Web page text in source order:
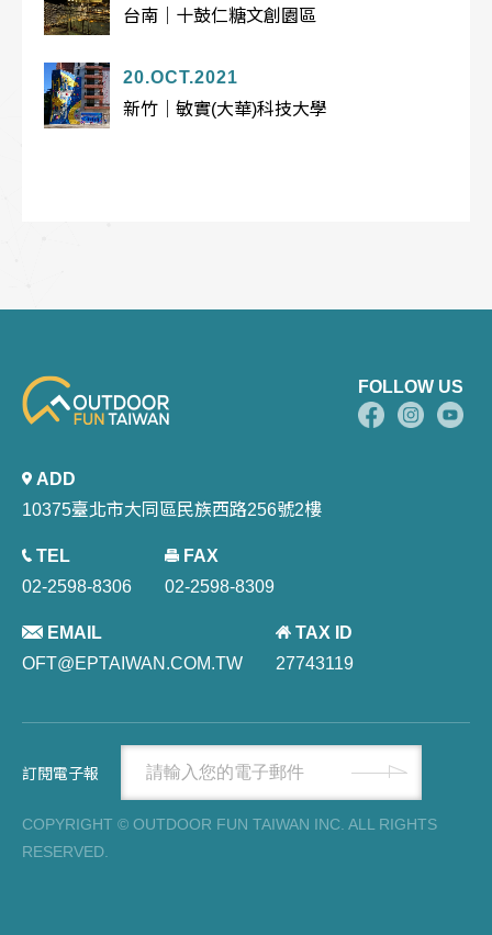
台南｜十鼓仁糖文創園區
20.OCT.2021
新竹｜敏實(大華)科技大學
ADD
10375臺北市大同區民族西路256號2樓
TEL
02-2598-8306
FAX
02-2598-8309
EMAIL
OFT@EPTAIWAN.COM.TW
TAX ID
27743119
FOLLOW US
COPYRIGHT © OUTDOOR FUN TAIWAN INC. ALL RIGHTS
RESERVED.
訂閱電子報